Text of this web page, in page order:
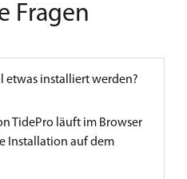
Fragen
etwas installiert werden?
TidePro läuft im Browser
Installation auf dem